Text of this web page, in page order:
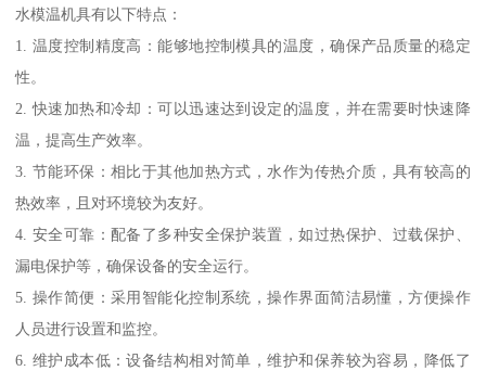
水模温机具有以下特点：
1. 温度控制精度高：能够地控制模具的温度，确保产品质量的稳定
性。
2. 快速加热和冷却：可以迅速达到设定的温度，并在需要时快速降
温，提高生产效率。
3. 节能环保：相比于其他加热方式，水作为传热介质，具有较高的
热效率，且对环境较为友好。
4. 安全可靠：配备了多种安全保护装置，如过热保护、过载保护、
漏电保护等，确保设备的安全运行。
5. 操作简便：采用智能化控制系统，操作界面简洁易懂，方便操作
人员进行设置和监控。
6. 维护成本低：设备结构相对简单，维护和保养较为容易，降低了